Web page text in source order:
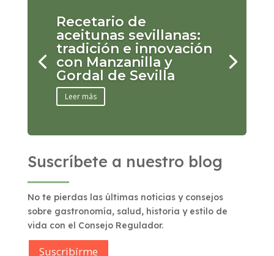
Recetario de
aceitunas sevillanas:
tradición e innovación
con Manzanilla y
Gordal de Sevilla
Leer más
Suscríbete a nuestro blog
No te pierdas las últimas noticias y consejos
sobre gastronomía, salud, historia y estilo de
vida con el Consejo Regulador.
Suscribírme